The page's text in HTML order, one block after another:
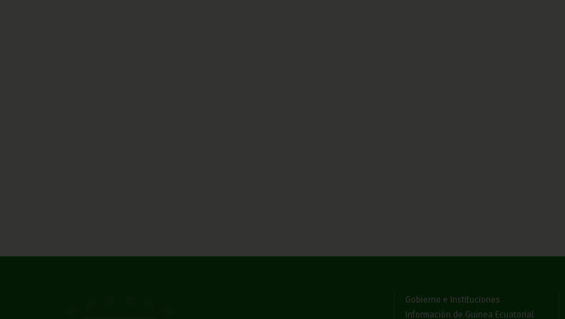
Gobierno e Instituciones
Información de Guinea Ecuatorial